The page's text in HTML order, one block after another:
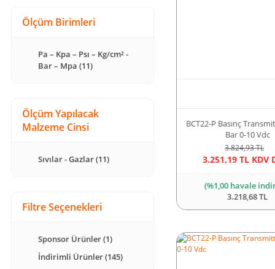
Ölçüm Birimleri
Pa – Kpa – Psı – Kg/cm² -
Bar – Mpa (11)
Ölçüm Yapılacak
Malzeme Cinsi
Sıvılar - Gazlar (11)
Filtre Seçenekleri
Sponsor Ürünler (1)
İndirimli Ürünler (145)
BCT22-P Basınç
Bar 0-10 Vdc
3.824,93 TL
3.251,19 TL KDV
(%1,00 havale
3.218,68 TL